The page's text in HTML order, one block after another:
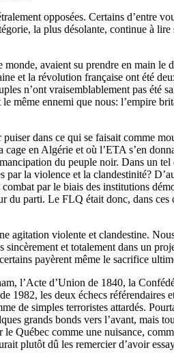
opposées. Certains d’entre
la plus désolante, continue à
avaient su prendre en main
et la révolution française ont été
n’ont vraisemblablement pas été
même ennemi que nous: l’empire
dans ce qui se faisait comme
en Algérie et où l’ETA s’en
du peuple noir. Dans un
la violence et la clandestinité?
par le biais des institutions
du parti. Le FLQ était donc, dans
agitation violente et clandestine.
et totalement dans un
payèrent même le sacrifice
l’Acte d’Union de 1840, la
1982, les deux échecs
de simples terroristes attardés.
grands bonds vers l’avant, mais
Québec comme une nuisance,
plutôt dû les remercier d’avoir